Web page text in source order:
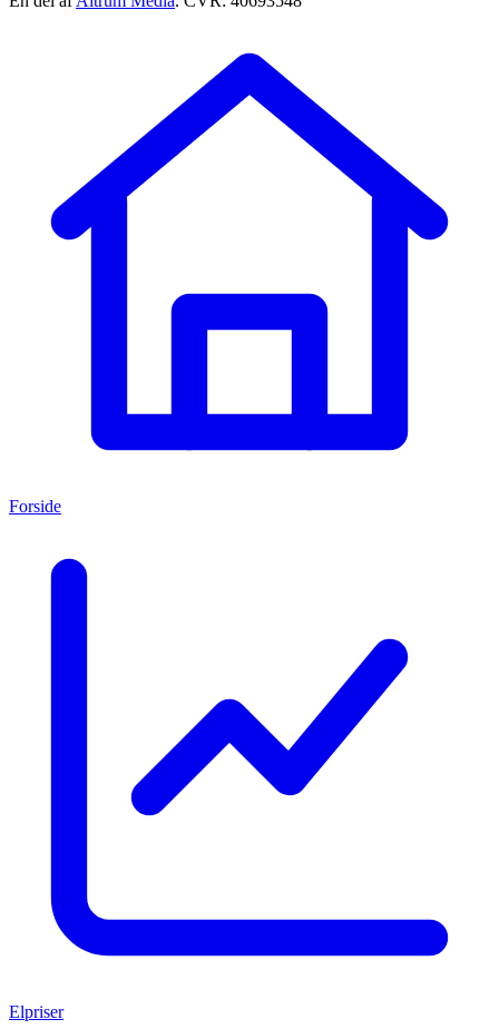
Forside
Elpriser